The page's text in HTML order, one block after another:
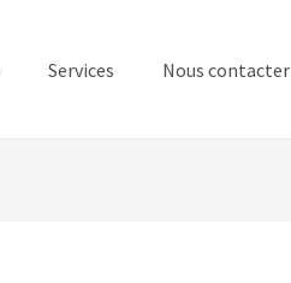
Services Nous contacter